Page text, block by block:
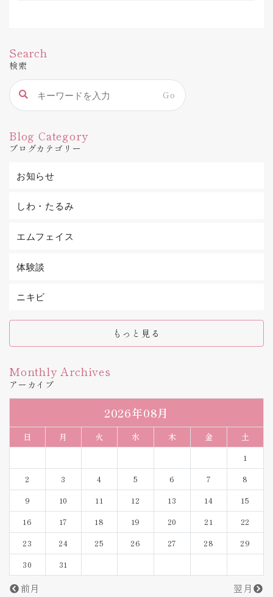
Search
検索
Go
Blog Category
ブログカテゴリー
お知らせ
しわ・たるみ
エムフェイス
体験談
ニキビ
もっと見る
Monthly Archives
アーカイブ
2026年08月
日 月 火 水 木 金
土
1
2
3 4 5 6 7
8
9
10 11 12 13 14
15
16
17 18 19 20 21
22
23
24 25 26 27 28
29
30
31
前月 翌月
分1人では経験できる症例数が限られているからで
す。医師はみんな学ぶことが好きですし、自由な
り必要な情報をお互いに共有することが止まりま
せん。とても楽しい関係です。そんな楽しさを知
ってから私は、海外学会に一緒に出かけよう、と
の学会では得られない情報が多いですし、何より
海外の医師はディスカッションが上手なので、双
方向の情報共有量が豊富です。このような自由な
業界は益々良くなるなと私は本気で信じていま
容の質も高いです。ですが日本の先生方はそのこ
とに気付いていない場合も多く、海外学会参加を
備ができていないかもしれません。皆様英語が海
が、実は話してみると外国の先生方よりずっと英
語が上手だったりします。これからは日本人医師
にその精度に磨きが掛かるでしょう。日本の医師
す。そうなると患者様皆様にも世界と比較しても
日本の美容医療の質が高いことをを改めてご理解
頂けると思います。今日は患者様が知らない、美
くして下さるこの業界の先生方に感謝です。
ていたので、同じ医局で知り合った先生方と情報
交換することができていましたが、それでも開業
後は自分のクリニックで経験することが全てのリ
ソースだったので、情報は限られていました。診
療上の問題解決は自分1人で負ってきたので、孤独
に学ぶ時期が長かったと思います。この学びの孤
と思います。そのせいか、休日も返上して勉強会
に参加する先生がとてもたくさんいらっしゃるな
情報共有やディスカッションが足りないなと感じ
てきました。だからディスカッションの要望を知
する機会が増えると、医師と個人的に話す機会も
会うようになりました。みんな一生懸命なので話
し合ううちにとても仲良くなり、今では色んな治
訪問して治療のやり方を実際に見て学びを深めた
いるなと存在のありがたさを身に染みて感じま
の自由な情報共有はとても大切だと思います。自
分1人では経験できる症例数が限られているからで
す。医師はみんな学ぶことが好きですし、自由な
り必要な情報をお互いに共有することが止まりま
せん。とても楽しい関係です。そんな楽しさを知
の学会では得られない情報が多いですし、何より
海外の医師はディスカッションが上手なので、双
方向の情報共有量が豊富です。このような自由な
発言の場に、日本人医師がたくさんいたら、この
す。日本の医師の治療は丁寧で、そして話合う内
容の質も高いです。ですが日本の先生方はそのこ
とに気付いていない場合も多く、海外学会参加を
躊躇される場合が多いです。まだ今は気持ちの準
備ができていないかもしれません。皆様英語が海
外学会参加の障壁になっているとお話しされます
が、実は話してみると外国の先生方よりずっと英
語が上手だったりします。これからは日本人医師
が海外でも学び、そのことで日本の美容医療は更
にその精度に磨きが掛かるでしょう。日本の医師
が自信を持ち海外でも活躍する日はきっと近いで